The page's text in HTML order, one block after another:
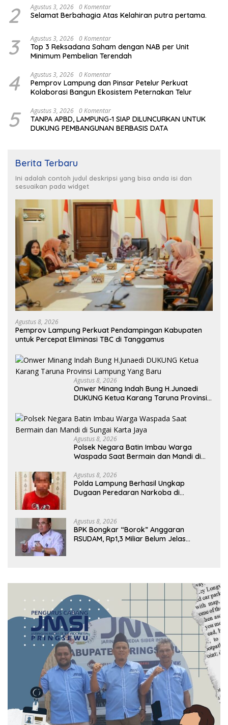
2 Agustus 3, 2026 0 Komentar
Selamat Berbahagia Atas Kelahiran putra pertama.
3 Agustus 3, 2026 0 Komentar
Top 3 Reksadana Saham dengan NAB per Unit
Minimum Pembelian Terendah
4 Agustus 3, 2026 0 Komentar
Pemprov Lampung dan Pinsar Petelur Perkuat
Kolaborasi Bangun Ekosistem Peternakan Telur
5 Agustus 3, 2026 0 Komentar
TANPA APBD, LAMPUNG-1 SIAP DILUNCURKAN UNTUK
DUKUNG PEMBANGUNAN BERBASIS DATA
Berita Terbaru
Ini adalah contoh judul deskripsi yang bisa anda isi dan
sesuaikan pada widget
Agustus 8, 2026
Pemprov Lampung Perkuat Pendampingan Kabupaten
untuk Percepat Eliminasi TBC di Tanggamus
Agustus 8, 2026
Onwer Minang Indah Bung H.Junaedi
DUKUNG Ketua Karang Taruna Provinsi
Agustus 8, 2026
Polsek Negara Batin Imbau Warga
Waspada Saat Bermain dan Mandi di
Agustus 8, 2026
Polda Lampung Berhasil Ungkap
Dugaan Peredaran Narkoba di
Agustus 8, 2026
BPK Bongkar “Borok” Anggaran
RSUDAM, Rp1,3 Miliar Belum Jelas